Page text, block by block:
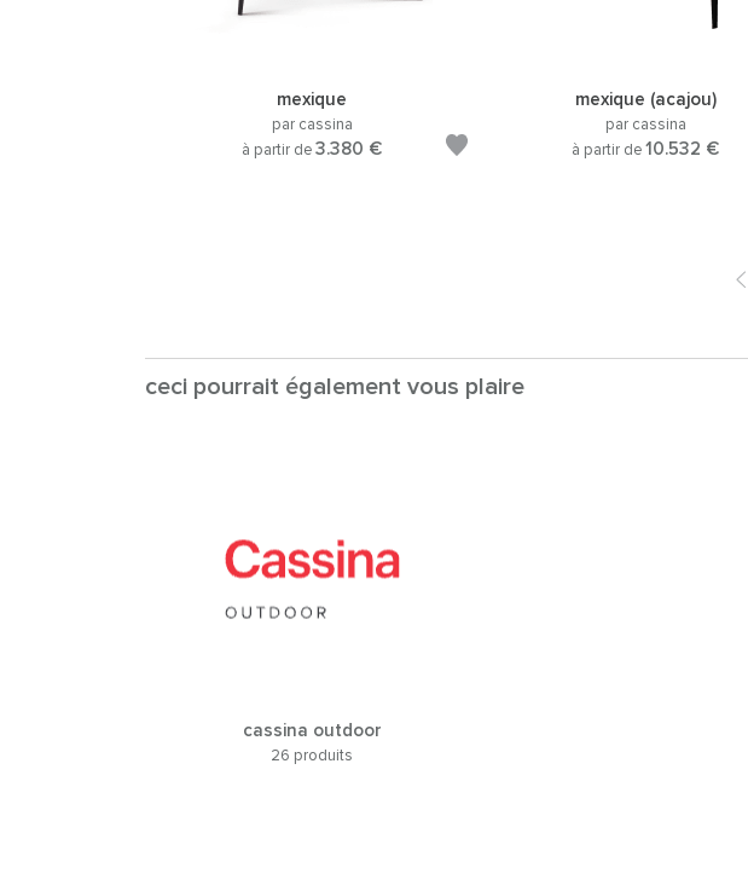
mexique
par cassina
à partir de 3.380 €
mexique (acajou)
par cassina
à partir de 10.532 €
ceci pourrait également vous plaire
cassina outdoor
26 produits